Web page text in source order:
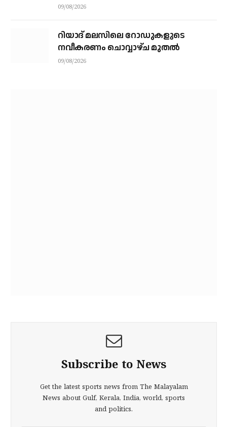
09/08/2026
റിയാദ് മലസിലെ റോഡുകളുടെ
നവീകരണം ചൊവ്വാഴ്ച മുതല്‍
09/08/2026
Subscribe to News
Get the latest sports news from The Malayalam
News about Gulf, Kerala, India, world, sports
and politics.